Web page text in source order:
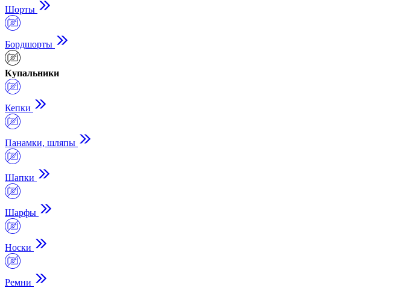
Шорты
Бордшорты
Купальники
Кепки
Панамки, шляпы
Шапки
Шарфы
Носки
Ремни